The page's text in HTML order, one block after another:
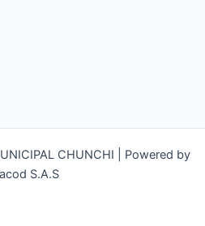
CHUNCHI | Powered by
S.A.S